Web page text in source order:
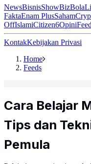
NewsBisnisShowBizBola
FaktaEnam PlusSaham
OffIslamiCitizen6Opini
KontakKebijakan Privasi
Home
Feeds
Cara Belajar
Tips dan
Pemula